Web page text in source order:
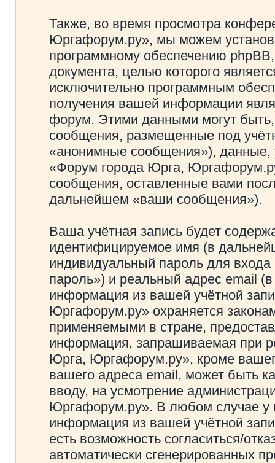
Также, во время просмотра
Юргафорум.ру», мы можем
программному обеспечению
документа, целью которого
исключительно программным
получения вашей информации
форум. Этими данными могут
сообщения, размещенные под
«анонимные сообщения»), данные,
«Форум города Юрга,
сообщения, оставленные вами
дальнейшем «ваши сообщения»).
Ваша учётная запись будет
идентифицируемое имя (в
индивидуальный пароль для
пароль») и реальный адрес email
информация из вашей учётной
Юргафорум.ру» охраняется
применяемыми в стране,
информация, запрашиваемая при
Юрга, Юргафорум.ру», кроме
вашего адреса email, может быть
вводу, на усмотрение
Юргафорум.ру». В любом случае у
информация из вашей учётной
есть возможность согласиться/
автоматически сгенерированных